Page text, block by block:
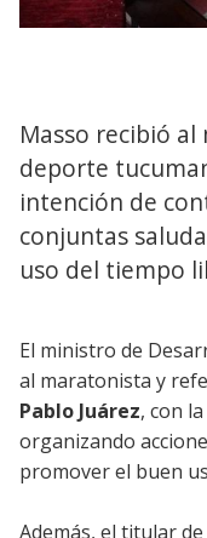
Masso recibió
deporte
intención de
conjuntas
uso del tiempo
El ministro de
al maratonista y
Pablo Juárez, con
organizando
promover el buen
Además, el titular